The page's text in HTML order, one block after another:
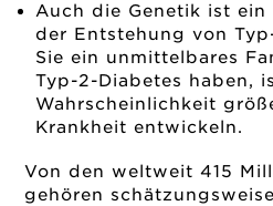
Auch die Genetik ist
der Entstehung von
Sie ein unmittelbares
Typ-2-Diabetes haben,
Wahrscheinlichkeit
Krankheit entwickeln.
Von den weltweit 415
gehören